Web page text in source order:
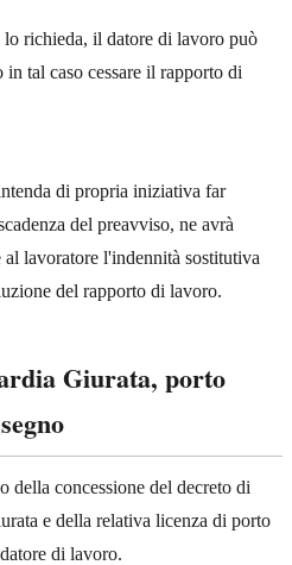
richieda, il datore di lavoro può
tal caso cessare il rapporto di
di propria iniziativa far
del preavviso, ne avrà
lavoratore l'indennità sostitutiva
del rapporto di lavoro.
Giurata, porto
concessione del decreto di
e della relativa licenza di porto
di lavoro.